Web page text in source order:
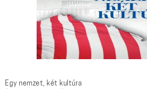
Egy nemzet, két kultúra